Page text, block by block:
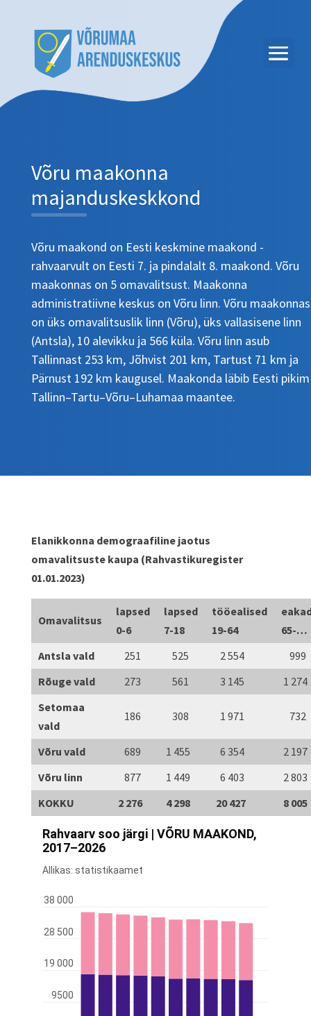
Võru maakonna
majanduskeskkond
Võru maakond on Eesti keskmine maakond -
rahvaarvult on Eesti 7. ja pindalalt 8. maakond. Võru
maakonnas on 5 omavalitsust. Maakonna
administratiivne keskus on Võru linn. Võru maakonnas
on üks omavalitsuslik linn (Võru), üks vallasisene linn
(Antsla), 10 alevikku ja 566 küla. Võru linn asub
Tallinnast 253 km, Jõhvist 201 km, Tartust 71 km ja
Pärnust 192 km kaugusel. Maakonda läbib Eesti pikim
Tallinn–Tartu–Võru–Luhamaa maantee.
Elanikkonna demograafiline jaotus
omavalitsuste kaupa (Rahvastikuregister
01.01.2023)
Omavalitsus
lapsed
0-6
lapsed
7-18
tööealised
19-64
65-…
Antsla vald
251 525 2 554
999
Rõuge vald
273 561 3 145
1 274
Setomaa
vald
186 308 1 971 732
Võru vald 689 1 455 6 354
2 197
Võru linn
877 1 449 6 403
2 803
KOKKU
2 276 4 298 20 427 8 005